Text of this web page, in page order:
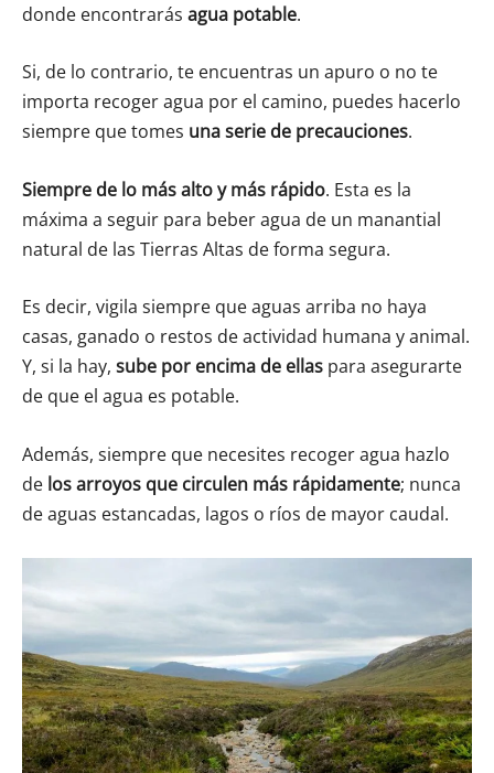
donde encontrarás agua potable.
Si, de lo contrario, te encuentras un apuro o no te
importa recoger agua por el camino, puedes hacerlo
siempre que tomes una serie de precauciones.
Siempre de lo más alto y más rápido. Esta es la
máxima a seguir para beber agua de un manantial
natural de las Tierras Altas de forma segura.
Es decir, vigila siempre que aguas arriba no haya
casas, ganado o restos de actividad humana y animal.
Y, si la hay, sube por encima de ellas para asegurarte
de que el agua es potable.
Además, siempre que necesites recoger agua hazlo
de los arroyos que circulen más rápidamente; nunca
de aguas estancadas, lagos o ríos de mayor caudal.